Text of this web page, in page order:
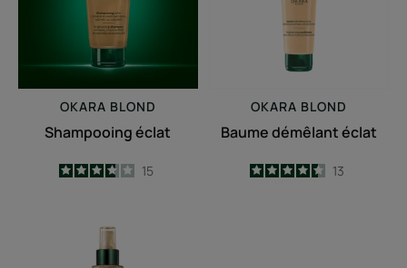
OKARA BLOND
Shampooing éclat
3.7
/5
15
OKARA BLOND
Baume démêlant éclat
4.5
/5
13
Spray
éclaircissant